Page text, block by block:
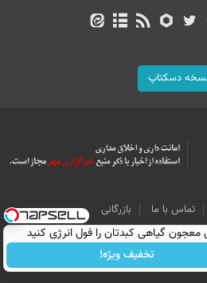
دسکتاپ
تماس با ما
بازرگانی
All Content by Mehr News Agency is
Attribution 4.0
معجون گیاهی کبدتان را فول انرژی کنید
تخفیف ویژه!